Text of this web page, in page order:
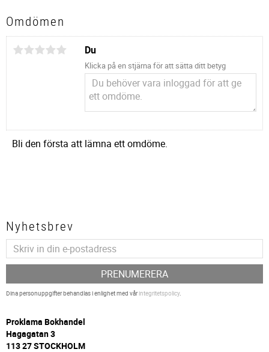
Omdömen
Du
Klicka på en stjärna för att sätta ditt betyg
Bli den första att lämna ett omdöme.
Nyhetsbrev
PRENUMERERA
Dina personuppgifter behandlas i enlighet med vårintegritetspolicy.
Proklama Bokhandel
Hagagatan 3
113 27 STOCKHOLM